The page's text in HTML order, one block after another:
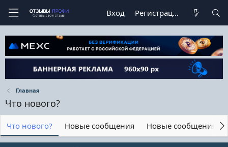
Вход Регистрация
Главная
Что нового?
Что нового? Новые сообщения Новые сообщения